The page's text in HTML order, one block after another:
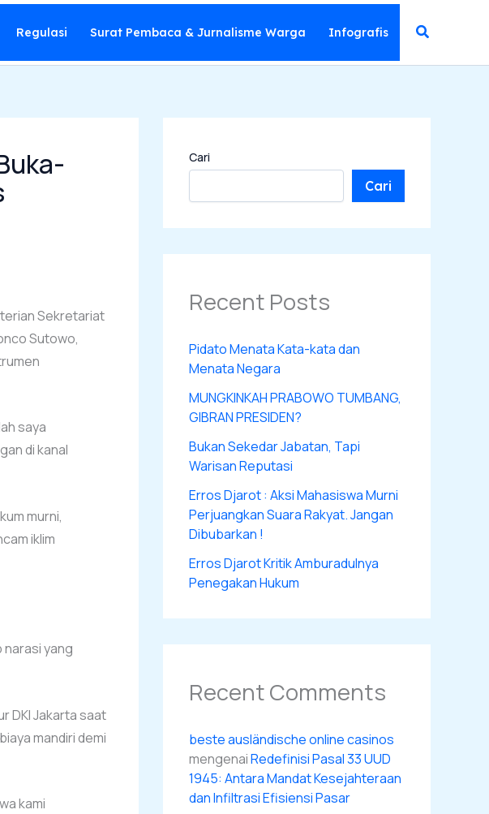
Regulasi Surat Pembaca & Jurnalisme Warga Infografis Cari
Sekretariat
Sutowo,
saya
di kanal
murni,
iklim
narasi yang
DKI Jakarta saat
mandiri demi
kami
Cari
Cari
Recent Posts
Pidato Menata Kata-kata dan
Menata Negara
MUNGKINKAH PRABOWO TUMBANG,
GIBRAN PRESIDEN?
Bukan Sekedar Jabatan, Tapi
Warisan Reputasi
Erros Djarot : Aksi Mahasiswa Murni
Perjuangkan Suara Rakyat. Jangan
Dibubarkan !
Erros Djarot Kritik Amburadulnya
Penegakan Hukum
Recent Comments
beste ausländische online casinos
mengenaiRedefinisi Pasal 33 UUD
1945: Antara Mandat Kesejahteraan
dan Infiltrasi Efisiensi Pasar